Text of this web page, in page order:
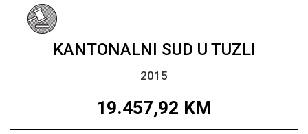
KANTONALNI SUD U TUZLI
2015
19.457,92 KM